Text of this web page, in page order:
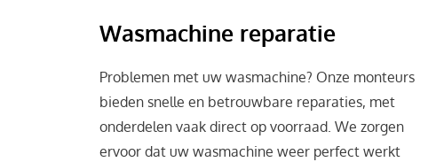
Wasmachine reparatie
Problemen met uw wasmachine? Onze monteurs
bieden snelle en betrouwbare reparaties, met
onderdelen vaak direct op voorraad. We zorgen
ervoor dat uw wasmachine weer perfect werkt